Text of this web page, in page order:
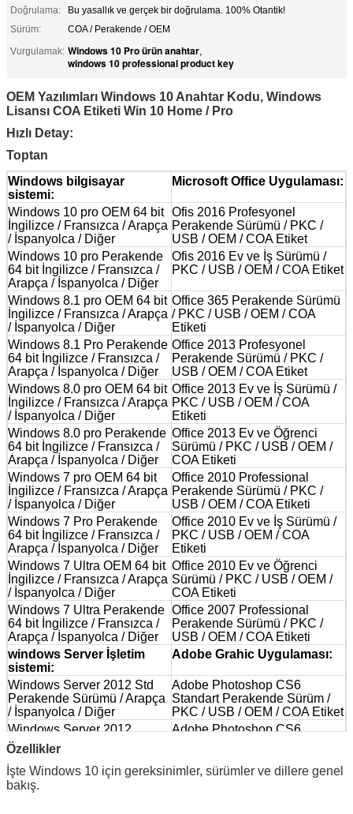
Doğrulama:
Bu yasallık ve gerçek bir doğrulama. 100% Otantik!
Sürüm:
COA / Perakende / OEM
Vurgulamak: Windows 10 Pro ürün anahtar,
windows 10 professional product key
OEM Yazılımları Windows 10 Anahtar Kodu, Windows
Lisansı COA Etiketi Win 10 Home / Pro
Hızlı Detay:
Toptan
Windows bilgisayar
sistemi:
Microsoft Office Uygulaması:
Windows 10 pro OEM 64 bit
İngilizce / Fransızca / Arapça
/ İspanyolca / Diğer
Ofis 2016 Profesyonel
Perakende Sürümü / PKC /
USB / OEM / COA Etiket
Windows 10 pro Perakende
64 bit İngilizce / Fransızca /
Arapça / İspanyolca / Diğer
Ofis 2016 Ev ve İş Sürümü /
PKC / USB / OEM / COA Etiket
Windows 8.1 pro OEM 64 bit
İngilizce / Fransızca / Arapça
/ İspanyolca / Diğer
Office 365 Perakende Sürümü
/ PKC / USB / OEM / COA
Etiketi
Windows 8.1 Pro Perakende
64 bit İngilizce / Fransızca /
Arapça / İspanyolca / Diğer
Office 2013 Profesyonel
Perakende Sürümü / PKC /
USB / OEM / COA Etiket
Windows 8.0 pro OEM 64 bit
İngilizce / Fransızca / Arapça
/ İspanyolca / Diğer
Office 2013 Ev ve İş Sürümü /
PKC / USB / OEM / COA
Etiketi
Windows 8.0 pro Perakende
64 bit İngilizce / Fransızca /
Arapça / İspanyolca / Diğer
Office 2013 Ev ve Öğrenci
Sürümü / PKC / USB / OEM /
COA Etiketi
Windows 7 pro OEM 64 bit
İngilizce / Fransızca / Arapça
/ İspanyolca / Diğer
Office 2010 Professional
Perakende Sürümü / PKC /
USB / OEM / COA Etiketi
Windows 7 Pro Perakende
64 bit İngilizce / Fransızca /
Arapça / İspanyolca / Diğer
Office 2010 Ev ve İş Sürümü /
PKC / USB / OEM / COA
Etiketi
Windows 7 Ultra OEM 64 bit
İngilizce / Fransızca / Arapça
/ İspanyolca / Diğer
Office 2010 Ev ve Öğrenci
Sürümü / PKC / USB / OEM /
COA Etiketi
Windows 7 Ultra Perakende
64 bit İngilizce / Fransızca /
Arapça / İspanyolca / Diğer
Office 2007 Professional
Perakende Sürümü / PKC /
USB / OEM / COA Etiketi
windows Server İşletim
sistemi:
Adobe Grahic Uygulaması:
Windows Server 2012 Std
Perakende Sürümü / Arapça
/ İspanyolca / Diğer
Adobe Photoshop CS6
Standart Perakende Sürüm /
PKC / USB / OEM / COA Etiket
Windows Server 2012
Veritabanı Perakende
Sürümü / Arapça / İspanyolca
/ Diğer
Adobe Photoshop CS6
COA Etiketi
Windows Server 2012 R2
Özellikler
İşte Windows 10 için gereksinimler, sürümler ve dillere genel
bakış.